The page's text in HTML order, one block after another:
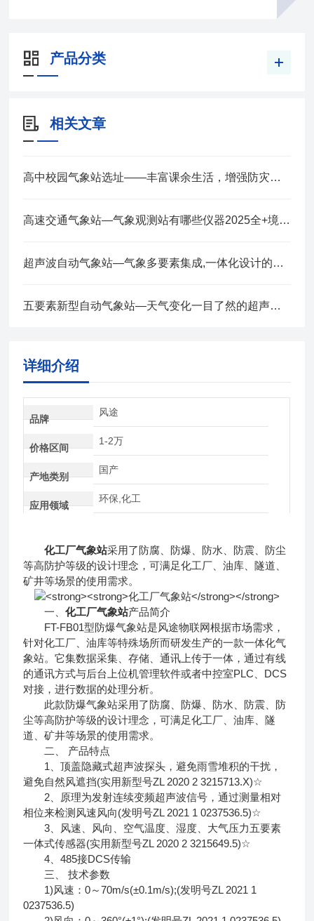
产品分类
相关文章
高中校园气象站选址——丰富课余生活，增强防灾意识 2025全+境+派+送
高速交通气象站—气象观测站有哪些仪器2025全+境+派+送
超声波自动气象站—气象多要素集成,一体化设计的小型气象站2025全+境+派+送
五要素新型自动气象站—天气变化一目了然的超声波气象站2024全+境+派+送
详细介绍
品牌
风途
价格区间
1-2万
产地类别
国产
应用领域
环保,化工
化工厂气象站采用了防腐、防爆、防水、防震、防尘
等高防护等级的设计理念，可满足化工厂、油库、隧道、
矿井等场景的使用需求。
一、化工厂气象站产品简介
FT-FB01型防爆气象站是风途物联网根据市场需求，
针对化工厂、油库等特殊场所而研发生产的一款一体化气
象站。它集数据采集、存储、通讯上传于一体，通过有线
的通讯方式与后台上位机管理软件或者中控室PLC、DCS
对接，进行数据的处理分析。
此款防爆气象站采用了防腐、防爆、防水、防震、防
尘等高防护等级的设计理念，可满足化工厂、油库、隧
道、矿井等场景的使用需求。
二、 产品特点
1、顶盖隐藏式超声波探头，避免雨雪堆积的干扰，
避免自然风遮挡(实用新型号ZL 2020 2 3215713.X)☆
2、原理为发射连续变频超声波信号，通过测量相对
相位来检测风速风向(发明号ZL 2021 1 0237536.5)☆
3、风速、风向、空气温度、湿度、大气压力五要素
一体式传感器(实用新型号ZL 2020 2 3215649.5)☆
4、485接DCS传输
三、 技术参数
1)风速：0～70m/s(±0.1m/s);(发明号ZL 2021 1
0237536.5)